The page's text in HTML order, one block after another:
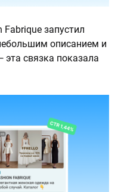
запустил
описанием и
связка показала